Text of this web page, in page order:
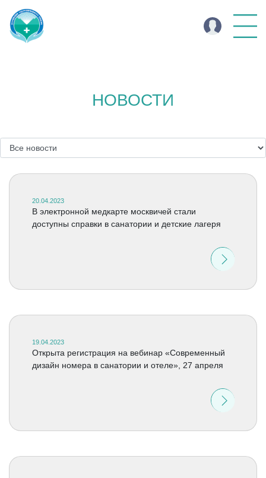
НОВОСТИ
20.04.2023
В электронной медкарте москвичей стали
доступны справки в санатории и детские лагеря
19.04.2023
Открыта регистрация на вебинар «Современный
дизайн номера в санатории и отеле», 27 апреля